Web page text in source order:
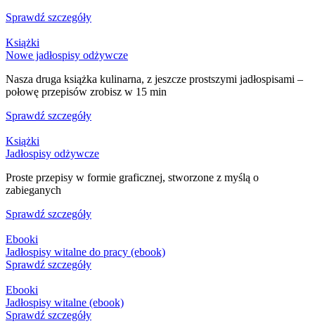
Sprawdź szczegóły
Książki
Nowe jadłospisy odżywcze
Nasza druga książka kulinarna, z jeszcze prostszymi jadłospisami –
połowę przepisów zrobisz w 15 min
Sprawdź szczegóły
Książki
Jadłospisy odżywcze
Proste przepisy w formie graficznej, stworzone z myślą o
zabieganych
Sprawdź szczegóły
Ebooki
Jadłospisy witalne do pracy (ebook)
Sprawdź szczegóły
Ebooki
Jadłospisy witalne (ebook)
Sprawdź szczegóły